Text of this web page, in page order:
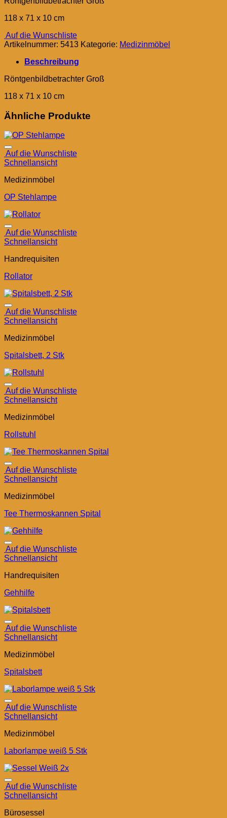
118 x 71 x 10 cm
Auf die Wunschliste
Artikelnummer: 5413 Kategorie: Medizinmöbel
Beschreibung
Röntgenbildbetrachter Groß
118 x 71 x 10 cm
Ähnliche Produkte
Auf die Wunschliste
Schnellansicht
Medizinmöbel
OP Stehlampe
Auf die Wunschliste
Schnellansicht
Handrequisiten
Rollator
Auf die Wunschliste
Schnellansicht
Medizinmöbel
Spitalsbett, 2 Stk
Auf die Wunschliste
Schnellansicht
Medizinmöbel
Rollstuhl
Auf die Wunschliste
Schnellansicht
Medizinmöbel
Tee Thermoskannen Spital
Auf die Wunschliste
Schnellansicht
Handrequisiten
Gehhilfe
Auf die Wunschliste
Schnellansicht
Medizinmöbel
Spitalsbett
Auf die Wunschliste
Schnellansicht
Medizinmöbel
Laborlampe weiß 5 Stk
Auf die Wunschliste
Schnellansicht
Bürosessel